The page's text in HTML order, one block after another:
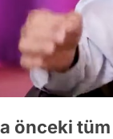
önceki tüm